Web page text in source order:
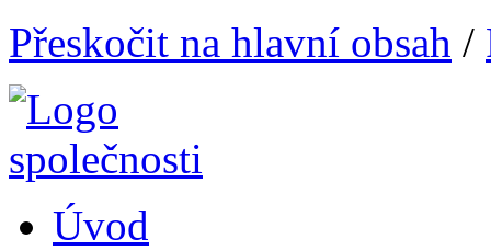
Přeskočit na hlavní obsah /
Úvod